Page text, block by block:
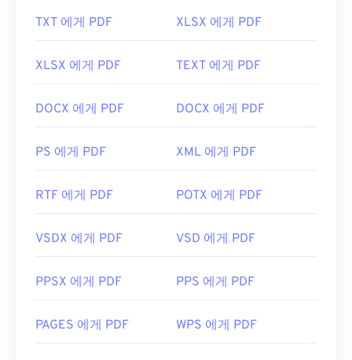
https://en.wikipedia.org/wiki/휴대용_문서_포맷
adobe/about-adobe-pdf.html
TXT 에게 PDF XLSX 에게 PDF
XLSX 에게 PDF TEXT 에게 PDF
DOCX 에게 PDF DOCX 에게 PDF
PS 에게 PDF XML 에게 PDF
RTF 에게 PDF POTX 에게 PDF
VSDX 에게 PDF VSD 에게 PDF
PPSX 에게 PDF PPS 에게 PDF
PAGES 에게 PDF WPS 에게 PDF